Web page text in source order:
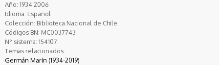
Año: 1934 2006
Idioma: Español
Colección: Biblioteca Nacional de Chile
Códigos BN: MC0037743
N° sistema: 154107
Temas relacionados:
Germán Marín (1934-2019)